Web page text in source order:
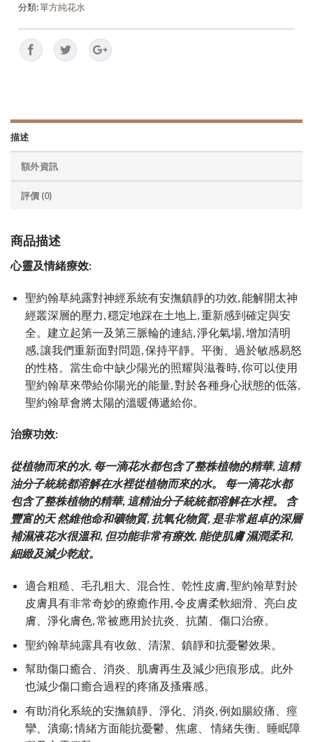
分類:單方純花水
描述
額外資訊
評價 (0)
商品描述
心靈及情緒療效:
聖約翰草純露對神經系統有安撫鎮靜的功效, 能解開太神
經叢深層的壓力, 穩定地踩在土地上, 重新感到確定與安
全。建立起第一及第三脈輪的連結, 淨化氣場, 增加清明
感, 讓我們重新面對問題, 保持平靜。平衡、過於敏感易怒
的性格。當生命中缺少陽光的照耀與滋養時, 你可以使用
聖約翰草來帶給你陽光的能量, 對於各種身心狀態的低落,
聖約翰草會將太陽的溫暖傳遞給你。
治療功效:
從植物而來的水, 每一滴花水都包含了整株植物的精華, 這精
油分子統統都溶解在水裡從植物而來的水。 每一滴花水都
包含了整株植物的精華, 這精油分子統統都溶解在水裡。 含
豐富的天 然維他命和礦物質, 抗氧化物質, 是非常超卓的深層
補濕液花水很溫和, 但功能非常有療效, 能使肌膚 濕潤柔和,
細緻及減少乾紋。
適合粗糙、毛孔粗大、混合性、乾性皮膚, 聖約翰草對於
皮膚具有非常奇妙的療癒作用, 令皮膚柔軟細滑、亮白皮
膚、淨化膚色, 常被應用於抗炎、抗菌、傷口治療。
聖約翰草純露具有收斂、清潔、鎮靜和抗憂鬱效果。
幫助傷口癒合、消炎、肌膚再生及減少疤痕形成。此外
也減少傷口癒合過程的疼痛及搔癢感。
有助消化系統的安撫鎮靜、淨化、消炎, 例如腸絞痛、痙
攣、潰瘍; 情緒方面能抗憂鬱、焦慮、 情緒失衡、睡眠障